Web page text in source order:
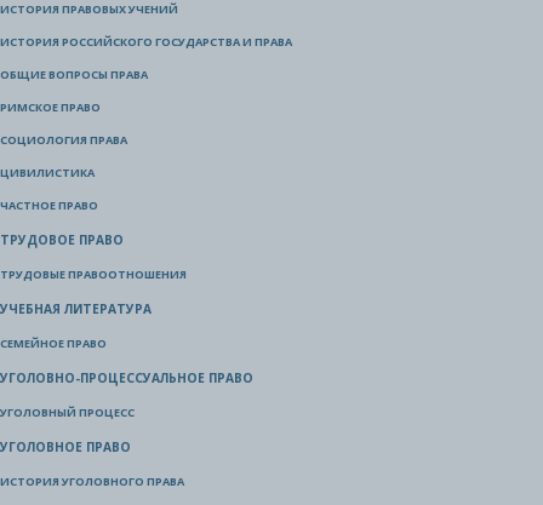
ИСТОРИЯ ПРАВОВЫХ УЧЕНИЙ
ИСТОРИЯ РОССИЙСКОГО ГОСУДАРСТВА И ПРАВА
ОБЩИЕ ВОПРОСЫ ПРАВА
РИМСКОЕ ПРАВО
СОЦИОЛОГИЯ ПРАВА
ЦИВИЛИСТИКА
ЧАСТНОЕ ПРАВО
ТРУДОВОЕ ПРАВО
ТРУДОВЫЕ ПРАВООТНОШЕНИЯ
УЧЕБНАЯ ЛИТЕРАТУРА
СЕМЕЙНОЕ ПРАВО
УГОЛОВНО-ПРОЦЕССУАЛЬНОЕ ПРАВО
УГОЛОВНЫЙ ПРОЦЕСС
УГОЛОВНОЕ ПРАВО
ИСТОРИЯ УГОЛОВНОГО ПРАВА